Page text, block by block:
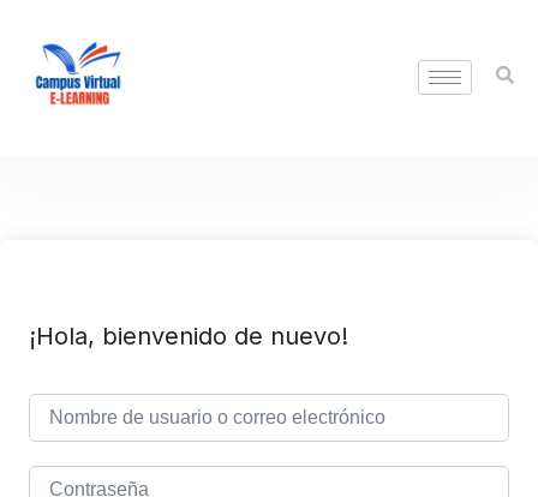
¡Hola, bienvenido de nuevo!